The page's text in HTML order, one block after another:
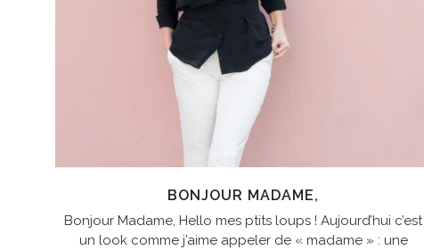
BONJOUR MADAME,
Bonjour Madame, Hello mes ptits loups ! Aujourd’hui c’est
un look comme j’aime appeler de « madame » : une